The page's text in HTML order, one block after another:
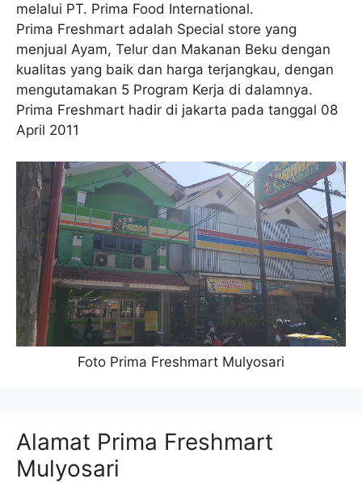
melalui PT. Prima Food International.
Prima Freshmart adalah Special store yang
menjual Ayam, Telur dan Makanan Beku dengan
kualitas yang baik dan harga terjangkau, dengan
mengutamakan 5 Program Kerja di dalamnya.
Prima Freshmart hadir di jakarta pada tanggal 08
April 2011
Foto Prima Freshmart Mulyosari
Alamat Prima Freshmart
Mulyosari